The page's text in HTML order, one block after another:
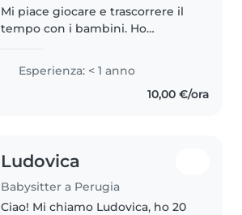
Mi piace giocare e trascorrere il
tempo con i bambini. Ho
prescolare e scolare, amo
disegnare e sono a mio agio con
animali, cucina e faccende. Parlo..
Esperienza: < 1 anno
10,00 €/ora
Ludovica
Babysitter a Perugia
Ciao! Mi chiamo Ludovica, ho 20